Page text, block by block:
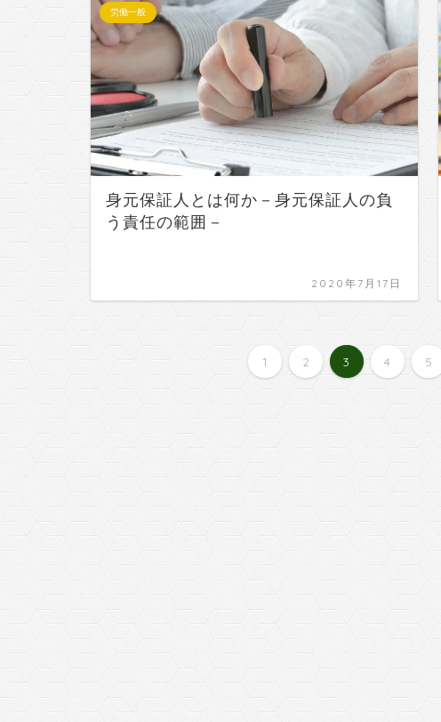
労働一般
身元保証人とは何か－身元保証人の負
う責任の範囲－
2020年7月17日
1 2 3 4 5